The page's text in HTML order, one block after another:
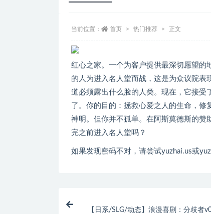
当前位置： 首页 热门推荐 正文
红心之家。一个为客户提供最深切愿望的
的人为进入名人堂而战，这是为众议院表
道必须露出什么脸的人类。现在，它接受
了。你的目的：拯救心爱之人的生命，
神明。但你并不孤单。在阿斯莫德斯的赞
完之前进入名人堂吗？
如果发现密码不对，请尝试yuzhai.us或
【日系/SLG/动态】浪漫喜剧：分歧者